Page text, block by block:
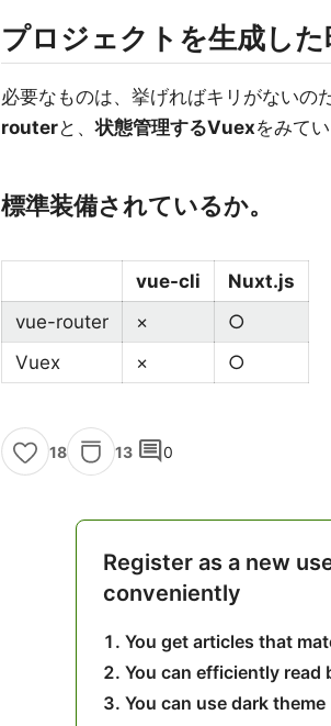
プロジェクトを生成し
必要なものは、挙げればキリがないの
routerと、状態管理するVuexをみてい
標準装備されているか。
vue-cli
Nuxt.js
vue-router
×
○
Vuex
× ○
18 13 comment0
Register as a new
conveniently
You get articles that
You can efficiently
You can use dark theme